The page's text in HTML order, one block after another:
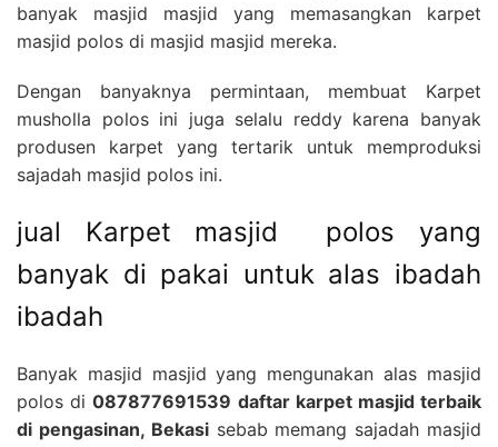
banyak masjid masjid yang memasangkan karpet
masjid polos di masjid masjid mereka.
Dengan banyaknya permintaan, membuat Karpet
musholla polos ini juga selalu reddy karena banyak
produsen karpet yang tertarik untuk memproduksi
sajadah masjid polos ini.
jual Karpet masjid polos yang
banyak di pakai untuk alas ibadah
ibadah
Banyak masjid masjid yang mengunakan alas masjid
polos di087877691539 daftar karpet masjid terbaik
di pengasinan, Bekasisebab memang sajadah masjid